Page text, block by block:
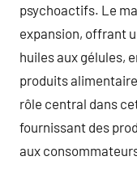
psychoactifs. Le
expansion, offrant
huiles aux gélules,
produits
rôle central dans
fournissant des
aux